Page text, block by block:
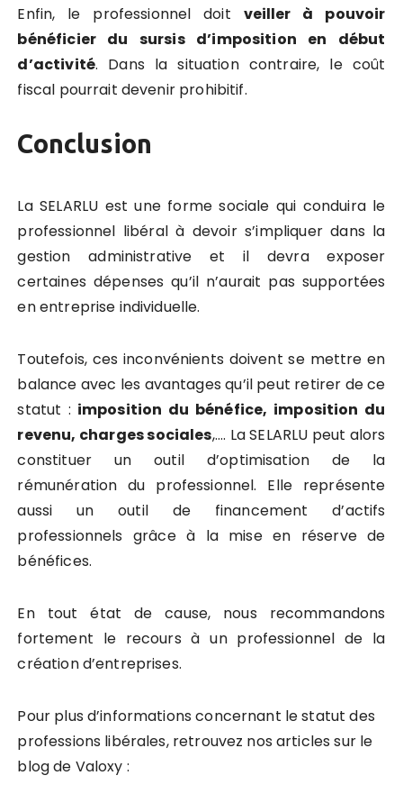
Enfin, le professionnel doit veiller à pouvoir
bénéficier du sursis d’imposition en début
d’activité. Dans la situation contraire, le coût
fiscal pourrait devenir prohibitif.
Conclusion
La SELARLU est une forme sociale qui conduira le
professionnel libéral à devoir s’impliquer dans la
gestion administrative et il devra exposer
certaines dépenses qu’il n’aurait pas supportées
en entreprise individuelle.
Toutefois, ces inconvénients doivent se mettre en
balance avec les avantages qu’il peut retirer de ce
statut : imposition du bénéfice, imposition du
revenu, charges sociales,…. La SELARLU peut alors
constituer un outil d’optimisation de la
rémunération du professionnel. Elle représente
aussi un outil de financement d’actifs
professionnels grâce à la mise en réserve de
bénéfices.
En tout état de cause, nous recommandons
fortement le recours à un professionnel de la
création d’entreprises.
Pour plus d’informations concernant le statut des
professions libérales, retrouvez nos articles sur le
blog de Valoxy :